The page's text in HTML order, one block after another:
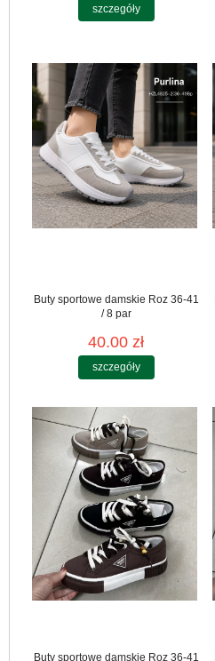
szczegóły
Buty sportowe damskie Roz 36-41
/ 8 par
40.00 zł
szczegóły
Buty sportowe damskie Roz 36-41